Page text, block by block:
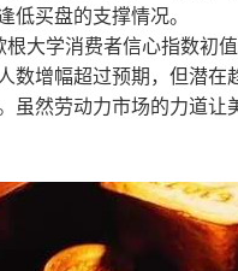
低买盘的支撑情况。
大学消费者信心指数初
数增幅超过预期，但潜
虽然劳动力市场的力道